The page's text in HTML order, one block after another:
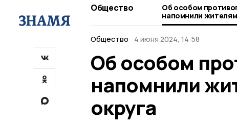
Общество
Об особом
напомнили
округа
Общество
4 июня 2024, 14:58
Об особом
напомнили
округа